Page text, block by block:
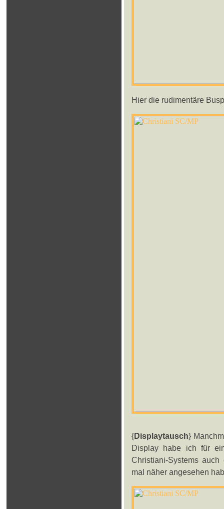
Hier die rudimentäre
{Displaytausch}
Display habe ich für
Christiani-Systems
mal näher angesehen